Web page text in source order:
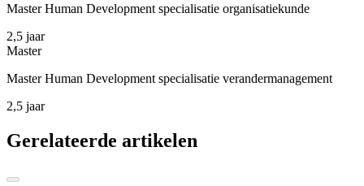
Master Human Development specialisatie organisatiekunde
2,5 jaar
Master
Master Human Development specialisatie verandermanagement
2,5 jaar
Gerelateerde artikelen